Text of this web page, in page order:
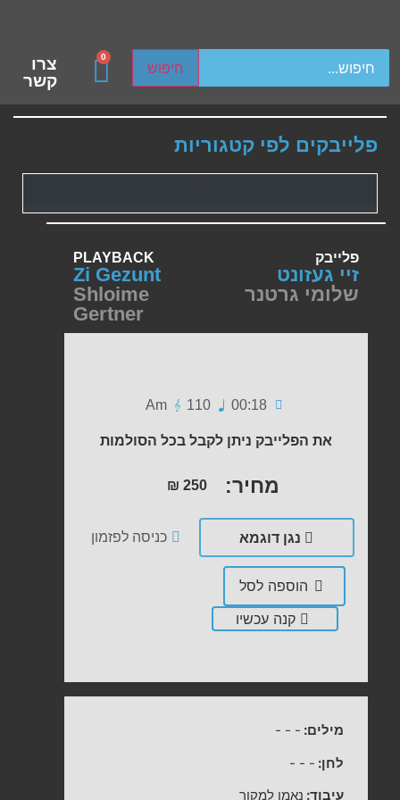
חיפוש
device users, explore by touch or with swipe gestures.
0
צרו
קשר
פלייבקים לפי קטגוריות
פלייבק
זיי געזונט
שלומי גרטנר
PLAYBACK
Zi Gezunt
Shloime
Gertner
00:18
110
Am
את הפלייבק ניתן לקבל בכל הסולמות
מחיר: ₪ 250
נגן דוגמא כניסה לפזמון
הוספה לסל
קנה עכשיו
מילים: -
-
-
לחן: -
-
-
עיבוד: נאמן למקור